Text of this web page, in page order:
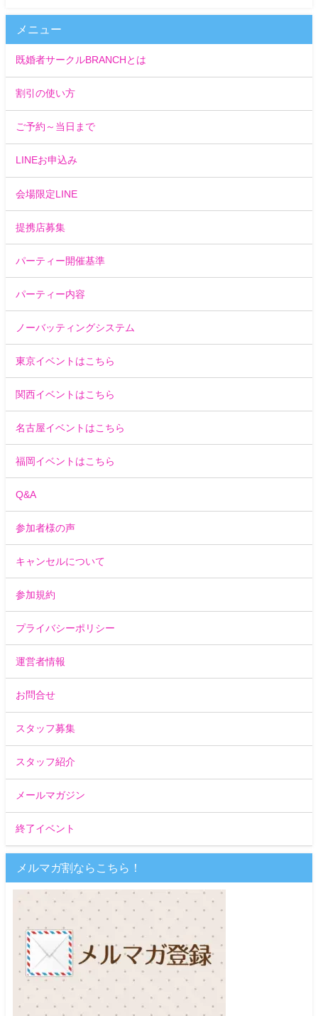
メニュー
既婚者サークルBRANCHとは
割引の使い方
ご予約～当日まで
LINEお申込み
会場限定LINE
提携店募集
パーティー開催基準
パーティー内容
ノーバッティングシステム
東京イベントはこちら
関西イベントはこちら
名古屋イベントはこちら
福岡イベントはこちら
Q&A
参加者様の声
キャンセルについて
参加規約
プライバシーポリシー
運営者情報
お問合せ
スタッフ募集
スタッフ紹介
メールマガジン
終了イベント
メルマガ割ならこちら！